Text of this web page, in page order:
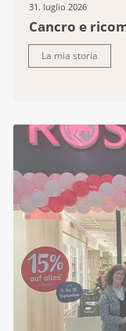
Lega cancro
Ligue vaudoise
Ligue valaisanne
Krebsliga Zürich
31. luglio 2026
Cancro e
La mia storia